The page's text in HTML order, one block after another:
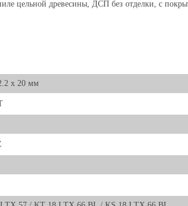
цельной древесины, ДСП без отделки, с
x 20 мм